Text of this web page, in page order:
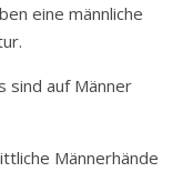
eine männliche
sind auf Männer
Männerhände